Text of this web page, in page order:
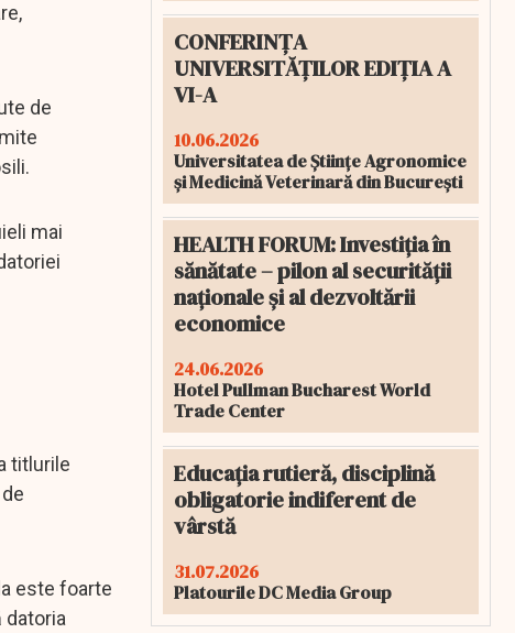
de
mai
titlurile
este foarte
datoria
CONFERINȚA
UNIVERSITĂȚILOR EDIȚIA A
VI-A
10.06.2026
Universitatea de Științe Agronomice
și Medicină Veterinară din București
HEALTH FORUM: Investiția în
sănătate – pilon al securității
naționale și al dezvoltării
economice
24.06.2026
Hotel Pullman Bucharest World
Trade Center
Educația rutieră, disciplină
obligatorie indiferent de
vârstă
31.07.2026
Platourile DC Media Group